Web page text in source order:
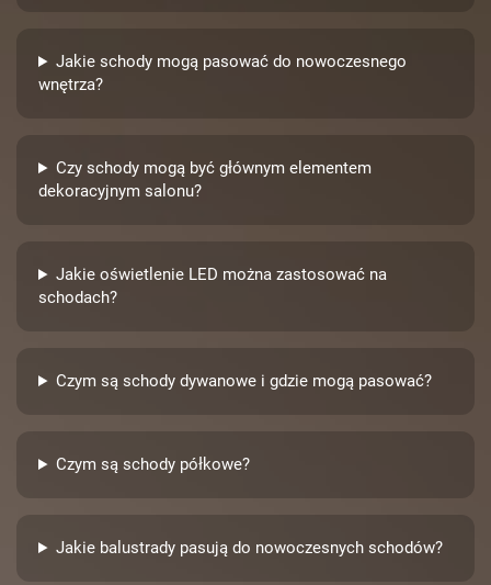
Jakie schody mogą pasować do nowoczesnego
wnętrza?
Czy schody mogą być głównym elementem
dekoracyjnym salonu?
Jakie oświetlenie LED można zastosować na
schodach?
Czym są schody dywanowe i gdzie mogą pasować?
Czym są schody półkowe?
Jakie balustrady pasują do nowoczesnych schodów?